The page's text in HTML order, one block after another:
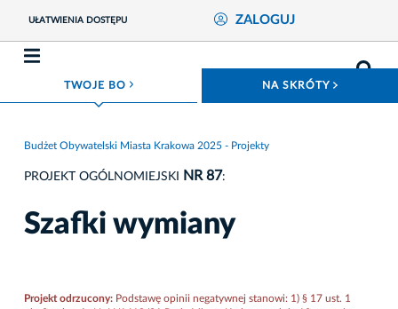
UŁATWIENIA DOSTĘPU ZALOGUJ
TWOJE BO ROZWIŃ MENU NA SKRÓTY
Budżet Obywatelski Miasta Krakowa 2025 - Projekty
PROJEKT OGÓLNOMIEJSKI NR 87:
Szafki wymiany
Projekt odrzucony: Podstawę opinii negatywnej stanowi: 1) § 17 ust. 1